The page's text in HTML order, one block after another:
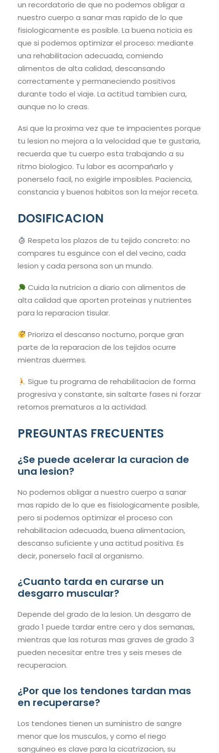
un recordatorio de que no podemos obligar a
nuestro cuerpo a sanar mas rapido de lo que
fisiologicamente es posible. La buena noticia es
que si podemos optimizar el proceso: mediante
una rehabilitacion adecuada, comiendo
alimentos de alta calidad, descansando
correctamente y permaneciendo positivos
durante todo el viaje. La actitud tambien cura,
aunque no lo creas.
Asi que la proxima vez que te impacientes porque
tu lesion no mejora a la velocidad que te gustaria,
recuerda que tu cuerpo esta trabajando a su
ritmo biologico. Tu labor es acompañarlo y
ponerselo facil, no exigirle imposibles. Paciencia,
constancia y buenos habitos son la mejor receta.
DOSIFICACION
Respeta los plazos de tu tejido concreto: no
compares tu esguince con el del vecino, cada
lesion y cada persona son un mundo.
Cuida la nutricion a diario con alimentos de
alta calidad que aporten proteinas y nutrientes
para la reparacion tisular.
Prioriza el descanso nocturno, porque gran
parte de la reparacion de los tejidos ocurre
mientras duermes.
Sigue tu programa de rehabilitacion de forma
progresiva y constante, sin saltarte fases ni forzar
retornos prematuros a la actividad.
PREGUNTAS FRECUENTES
¿Se puede acelerar la curacion de
una lesion?
No podemos obligar a nuestro cuerpo a sanar
mas rapido de lo que es fisiologicamente posible,
pero si podemos optimizar el proceso con
rehabilitacion adecuada, buena alimentacion,
descanso suficiente y una actitud positiva. Es
decir, ponerselo facil al organismo.
¿Cuanto tarda en curarse un
desgarro muscular?
Depende del grado de la lesion. Un desgarro de
grado 1 puede tardar entre cero y dos semanas,
mientras que las roturas mas graves de grado 3
pueden necesitar entre tres y seis meses de
recuperacion.
¿Por que los tendones tardan mas
en recuperarse?
Los tendones tienen un suministro de sangre
menor que los musculos, y como el riego
sanguineo es clave para la cicatrizacion, su